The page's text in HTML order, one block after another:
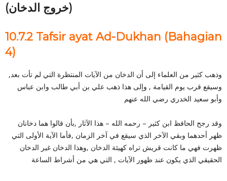
(خروج الدخان)
10.7.2 Tafsir ayat Ad-Dukhan (Bahagian
4)
وذهب كثير من العلماء إلى أن الدخان من الآيات المنتظرة التي لم تأت بعد,
وسيقع قرب يوم القيامة , وإلى هذا ذهب علي بن أبي طالب وابن عباس
وأبو سعيد الخدري رضي الله عنهم
وقد رجح الحافظ ابن كثير – رحمه الله – هذا الآثار ,بأن قالوا هما دخانان
ظهر أحدهما وبقي الآخر الذي سيقع في آخر الزمان ,فأما الآية الأولى التي
ظهرت فهي ما كانت قريش تراه كهيئة الدخان ,وهذا الدخان غير الدخان
الحقيقي الذي يكون عند ظهور الآيات , التي هي من أشراط الساعة